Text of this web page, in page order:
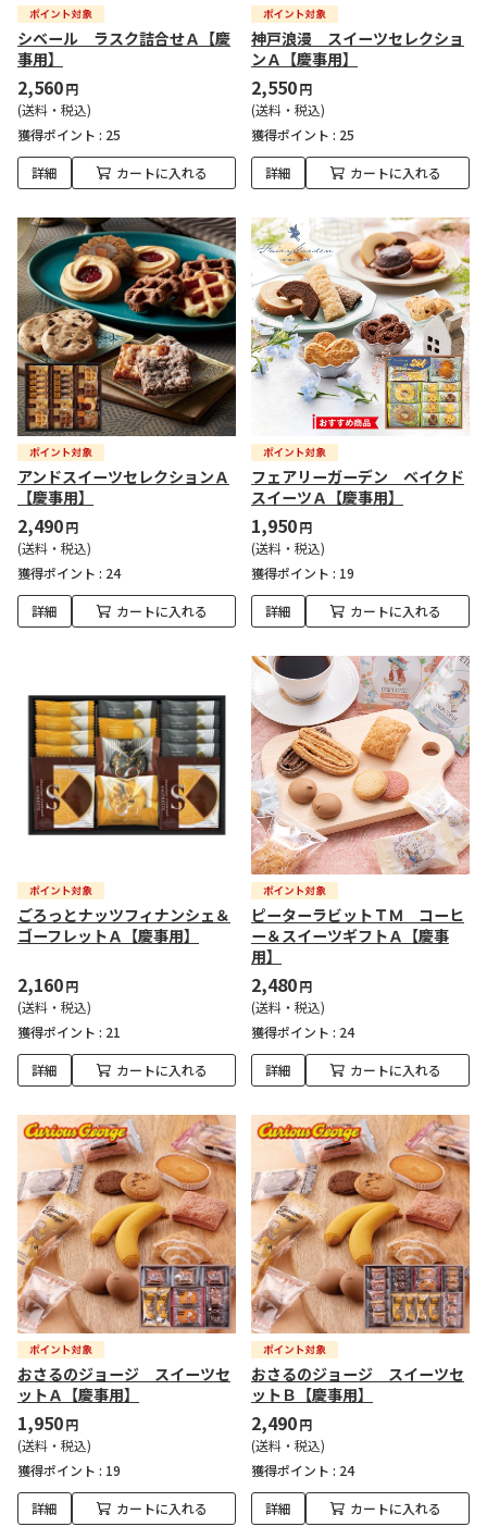
シベール ラスク詰合せＡ【慶
事用】
2,560円
(送料・税込)
獲得ポイント : 25
詳細 カートに入れる
神戸浪漫 スイーツセレクショ
ンＡ【慶事用】
2,550円
(送料・税込)
獲得ポイント : 25
詳細 カートに入れる
アンドスイーツセレクションＡ
【慶事用】
2,490円
(送料・税込)
獲得ポイント : 24
詳細 カートに入れる
フェアリーガーデン ベイクド
スイーツＡ【慶事用】
1,950円
(送料・税込)
獲得ポイント : 19
詳細 カートに入れる
ごろっとナッツフィナンシェ＆
ゴーフレットＡ【慶事用】
2,160円
(送料・税込)
獲得ポイント : 21
詳細 カートに入れる
ピーターラビットＴＭ コーヒ
ー＆スイーツギフトＡ【慶事
用】
2,480円
(送料・税込)
獲得ポイント : 24
詳細 カートに入れる
おさるのジョージ スイーツセ
ットＡ【慶事用】
1,950円
(送料・税込)
獲得ポイント : 19
詳細 カートに入れる
おさるのジョージ スイーツセ
ットＢ【慶事用】
2,490円
(送料・税込)
獲得ポイント : 24
詳細 カートに入れる